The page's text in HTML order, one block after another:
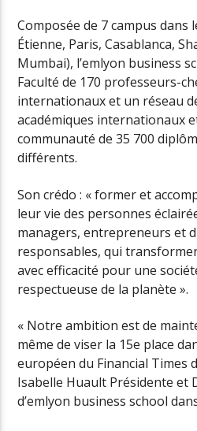
Composée de 7 campus dans
Étienne, Paris, Casablanca,
Mumbai), l’emlyon business
Faculté de 170 professeurs-
internationaux et un réseau
académiques internationaux
communauté de 35 700
différents.
Son crédo : « former et
leur vie des personnes
managers, entrepreneurs et
responsables, qui
avec efficacité pour une
respectueuse de la planète ».
« Notre ambition est de
même de viser la 15e place
européen du Financial Times
Isabelle Huault Présidente et
d’emlyon business school